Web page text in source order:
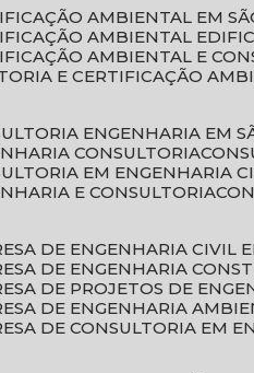
AMBIENTAL EM
AMBIENTAL
AMBIENTAL E
E CERTIFICAÇÃO
ENGENHARIA EM
CONSULTORIA
EM ENGENHARIA
E CONSULTORIA
DE ENGENHARIA CIVIL
DE ENGENHARIA
DE PROJETOS DE
DE ENGENHARIA
DE CONSULTORIA EM